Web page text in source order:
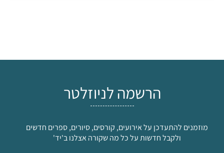
הרשמה לניוזלטר
מוזמנים להתעדכן על אירועים, קורסים, סיורים, ספרים חדשים
ולקבל חדשות על כל מה שקורה אצלנו ב'יד'